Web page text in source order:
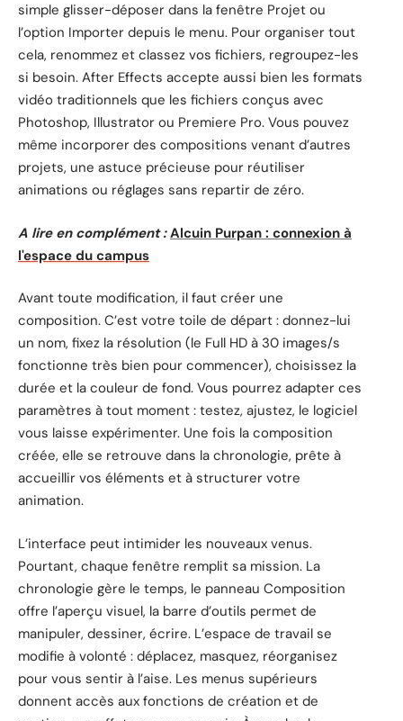
simple glisser-déposer dans la fenêtre Projet ou
l’option Importer depuis le menu. Pour organiser tout
cela, renommez et classez vos fichiers, regroupez-les
si besoin. After Effects accepte aussi bien les formats
vidéo traditionnels que les fichiers conçus avec
Photoshop, Illustrator ou Premiere Pro. Vous pouvez
même incorporer des compositions venant d’autres
projets, une astuce précieuse pour réutiliser
animations ou réglages sans repartir de zéro.
A lire en complément : Alcuin Purpan : connexion à
l'espace du campus
Avant toute modification, il faut créer une
composition. C’est votre toile de départ : donnez-lui
un nom, fixez la résolution (le Full HD à 30 images/s
fonctionne très bien pour commencer), choisissez la
durée et la couleur de fond. Vous pourrez adapter ces
paramètres à tout moment : testez, ajustez, le logiciel
vous laisse expérimenter. Une fois la composition
créée, elle se retrouve dans la chronologie, prête à
accueillir vos éléments et à structurer votre
animation.
L’interface peut intimider les nouveaux venus.
Pourtant, chaque fenêtre remplit sa mission. La
chronologie gère le temps, le panneau Composition
offre l’aperçu visuel, la barre d’outils permet de
manipuler, dessiner, écrire. L’espace de travail se
modifie à volonté : déplacez, masquez, réorganisez
pour vous sentir à l’aise. Les menus supérieurs
donnent accès aux fonctions de création et de